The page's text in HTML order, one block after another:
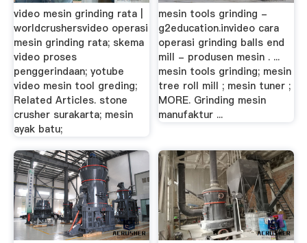
video mesin grinding rata |
worldcrushersvideo operasi
mesin grinding rata; skema
video proses
penggerindaan; yotube
video mesin tool greding;
Related Articles. stone
crusher surakarta; mesin
ayak batu;
mesin tools grinding -
g2education.invideo cara
operasi grinding balls end
mill - produsen mesin . ...
mesin tools grinding; mesin
tree roll mill ; mesin tuner ;
MORE. Grinding mesin
manufaktur ...